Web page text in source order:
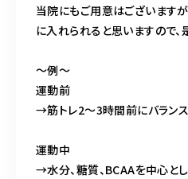
当院にもご用意はございます
に入れられると思いますので、
〜例〜
運動前
→筋トレ2～3時間前にバランス
運動中
→水分、糖質、BCAAを中心と